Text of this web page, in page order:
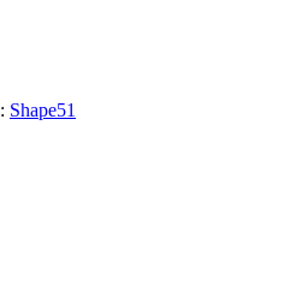
: Shape51